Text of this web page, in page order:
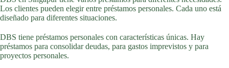
Los clientes pueden elegir entre préstamos personales. Cada uno está
diseñado para diferentes situaciones.
DBS tiene préstamos personales con características únicas. Hay
préstamos para consolidar deudas, para gastos imprevistos y para
proyectos personales.